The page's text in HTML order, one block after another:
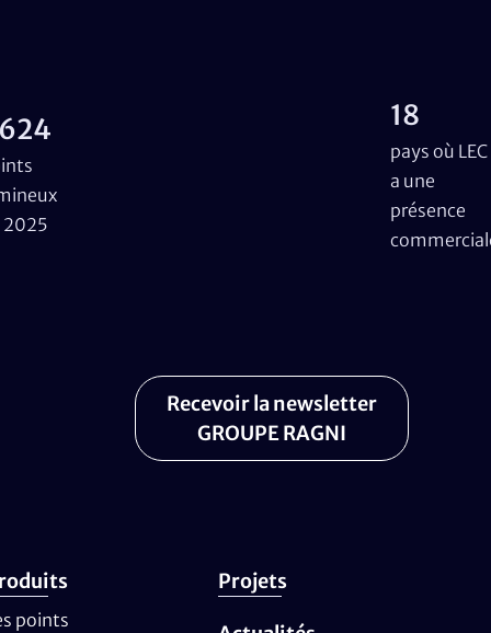
2025
18
pays où LEC
a une
présence
Recevoir la newsletter
GROUPE RAGNI
points
Projets